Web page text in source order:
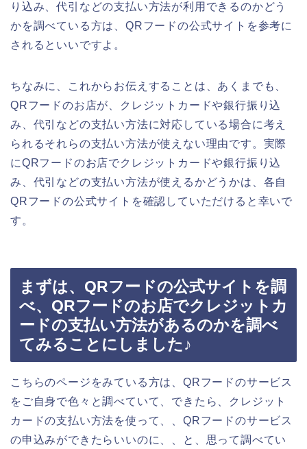
り込み、代引などの支払い方法が利用できるのかどう
かを調べている方は、QRフードの公式サイトを参考に
されるといいですよ。
ちなみに、これからお伝えすることは、あくまでも、
QRフードのお店が、クレジットカードや銀行振り込
み、代引などの支払い方法に対応している場合に考え
られるそれらの支払い方法が使えない理由です。実際
にQRフードのお店でクレジットカードや銀行振り込
み、代引などの支払い方法が使えるかどうかは、各自
QRフードの公式サイトを確認していただけると幸いで
す。
まずは、QRフードの公式サイトを調
べ、QRフードのお店でクレジットカ
ードの支払い方法があるのかを調べ
てみることにしました♪
こちらのページをみている方は、QRフードのサービス
をご自身で色々と調べていて、できたら、クレジット
カードの支払い方法を使って、、QRフードのサービス
の申込みができたらいいのに、、と、思って調べてい